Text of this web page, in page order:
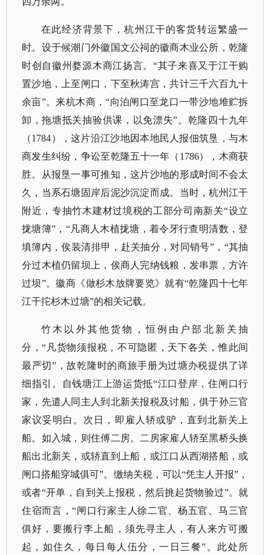
在此经济背景下，杭州江干的客货转运繁盛一
时。设于候潮门外徽国文公祠的徽商木业公所，乾隆
时创自徽州婺源木商江扬言。“其子来喜又于江干购
置沙地，上至闸口，下至秋涛宫，共计三千六百九十
余亩”。来杭木商，“向泊闸口至龙口一带沙地堆贮拆
卸，拖塘抵关抽验供课，以免漂失”。乾隆四十九年
（1784），这片沿江沙地因本地民人报佃筑垦，与木
商发生纠纷，争讼至乾隆五十一年（1786），木商获
胜。从报垦一事可推知，这片沙地的形成时间不会太
久，当系石塘固岸后泥沙沉淀而成。当时，杭州江干
附近，专抽竹木建材过境税的工部分司南新关“设立
拢塘簿”，“凡商人木植拢塘，着令牙行查明清数，登
填簿内，俟装清排甲，赴关抽分，对同销号”，“其抽
分过木植仍留坝上，俟商人完纳钱粮，发串票，方许
过坝”。徽商《做杉木放牌要览》就有“乾隆四十七年
江干拕杉木过塘”的相关记载。
竹木以外其他货物，恒例由户部北新关抽
分，“凡货物须报税，不可隐匿，天下各关，惟此间
最严切”，故乾隆时的商旅手册为过塘办税提供了详
细指引。自钱塘江上游运货抵“江口登岸，住闸口行
家，先遣人同主人到北新关报税及讨船，俱于孙三官
家议妥明白。次日，即雇人轿或驴，直到北新关上
船。如入城，则住傅二房。二房家雇人轿至黑桥头换
船出北新关，或轿直到上船，或江口从西湖搭船，或
闸口搭船穿城俱可”。缴纳关税，可以“凭主人开报”，
或者“开单，自到关上报税，然后挑起货物验过”。就
住宿而言，“闸口行家主人徐二官、杨五官、马三官
俱好，要搬行李上船，须先寻主人，有人来方可搬
起，如住久，每日每人伍分，一日三餐”。此处所